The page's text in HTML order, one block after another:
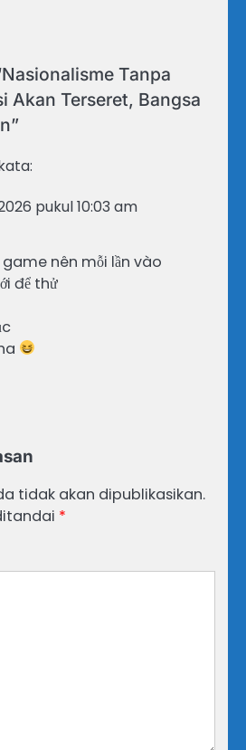
Nasionalisme Tanpa
Akan Terseret, Bangsa
”
pukul 10:03 am
game nên mỗi lần vào
để thử
tidak akan dipublikasikan.
*